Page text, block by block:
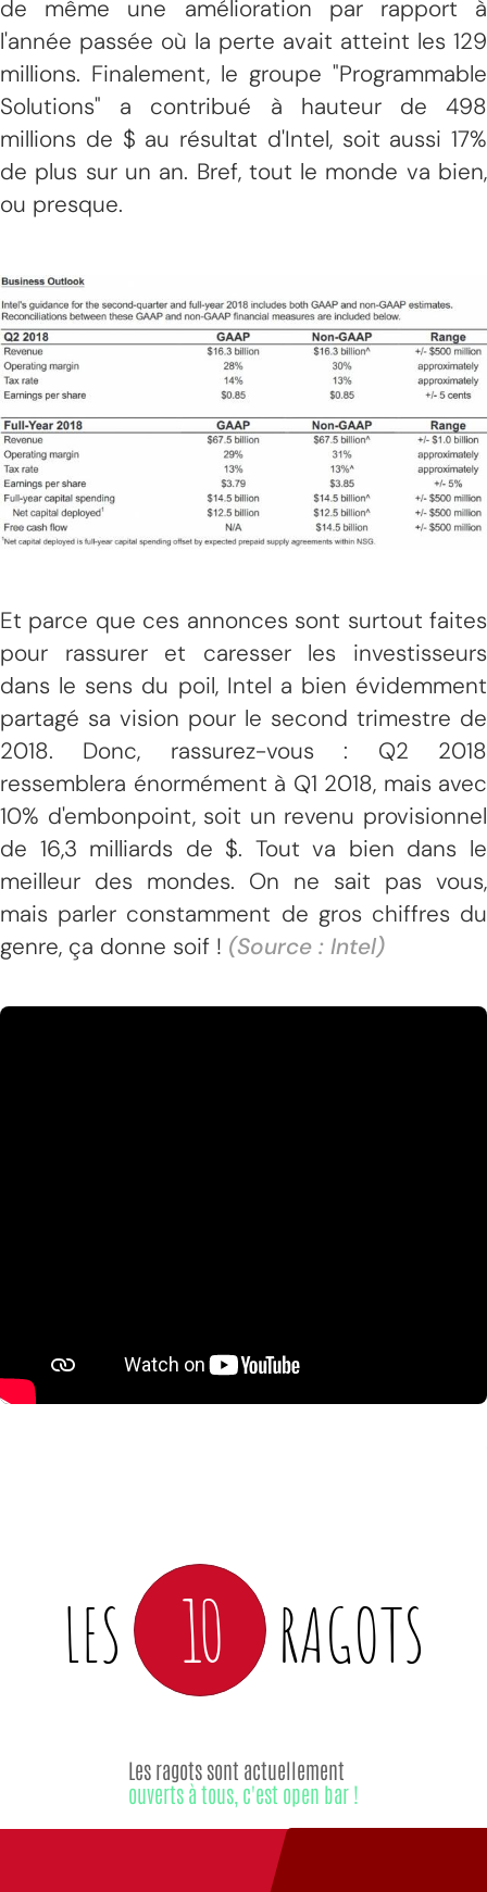
de même une amélioration par rapport à
l'année passée où la perte avait atteint les 129
millions. Finalement, le groupe "Programmable
Solutions" a contribué à hauteur de 498
millions de $ au résultat d'Intel, soit aussi 17%
de plus sur un an. Bref, tout le monde va bien,
ou presque.
Et parce que ces annonces sont surtout faites
pour rassurer et caresser les investisseurs
dans le sens du poil, Intel a bien évidemment
partagé sa vision pour le second trimestre de
2018. Donc, rassurez-vous : Q2 2018
ressemblera énormément à Q1 2018, mais avec
10% d'embonpoint, soit un revenu provisionnel
de 16,3 milliards de $. Tout va bien dans le
meilleur des mondes. On ne sait pas vous,
mais parler constamment de gros chiffres du
genre, ça donne soif ! (Source : Intel)
LES 10 RAGOTS
Les ragots sont actuellement
ouverts à tous, c'est open bar !